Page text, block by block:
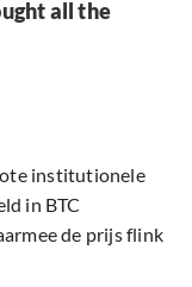
all the
institutionele
in BTC
de prijs flink